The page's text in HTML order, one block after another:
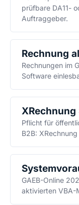
prüfbare DA11-
Auftraggeber.
Rechnung
Rechnungen im
Software
XRechnung
Pflicht für
B2B:
GAEB-Online
aktivierten VBA-